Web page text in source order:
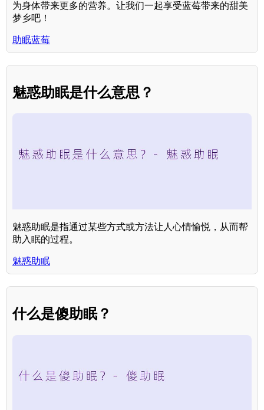
为身体带来更多的营养。让我们一起享受蓝莓带来的甜美
梦乡吧！
助眠蓝莓
魅惑助眠是什么意思？
魅惑助眠是指通过某些方式或方法让人心情愉悦，从而帮
助入眠的过程。
魅惑助眠
什么是傻助眠？